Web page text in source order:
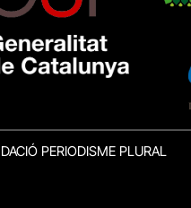
PERIODISME PLURAL